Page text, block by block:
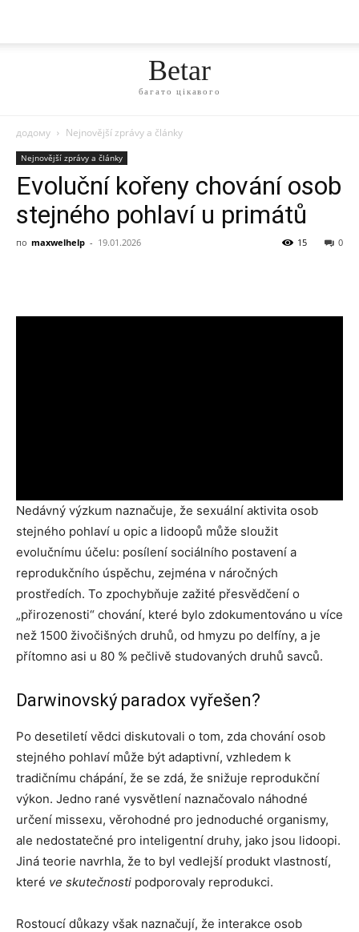
Betar
багато цікавого
додому Nejnovější zprávy a články
Nejnovější zprávy a články
Evoluční kořeny chování osob
stejného pohlaví u primátů
по maxwelhelp - 19.01.2026 0
15
Nedávný výzkum naznačuje, že sexuální aktivita osob
stejného pohlaví u opic a lidoopů může sloužit
evolučnímu účelu: posílení sociálního postavení a
reprodukčního úspěchu, zejména v náročných
prostředích. To zpochybňuje zažité přesvědčení o
„přirozenosti“ chování, které bylo zdokumentováno u více
než 1500 živočišných druhů, od hmyzu po delfíny, a je
přítomno asi u 80 % pečlivě studovaných druhů savců.
Darwinovský paradox vyřešen?
Po desetiletí vědci diskutovali o tom, zda chování osob
stejného pohlaví může být adaptivní, vzhledem k
tradičnímu chápání, že se zdá, že snižuje reprodukční
výkon. Jedno rané vysvětlení naznačovalo náhodné
určení missexu, věrohodné pro jednoduché organismy,
ale nedostatečné pro inteligentní druhy, jako jsou lidoopi.
Jiná teorie navrhla, že to byl vedlejší produkt vlastností,
které ve skutečnosti podporovaly reprodukci.
Rostoucí důkazy však naznačují, že interakce osob